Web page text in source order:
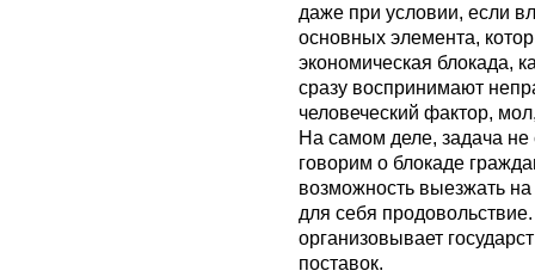
даже при условии, если
основных элемента,
экономическая блокада,
сразу воспринимают
человеческий фактор,
На самом деле, задача
говорим о блокаде
возможность выезжать на
для себя
организовывает
поставок.